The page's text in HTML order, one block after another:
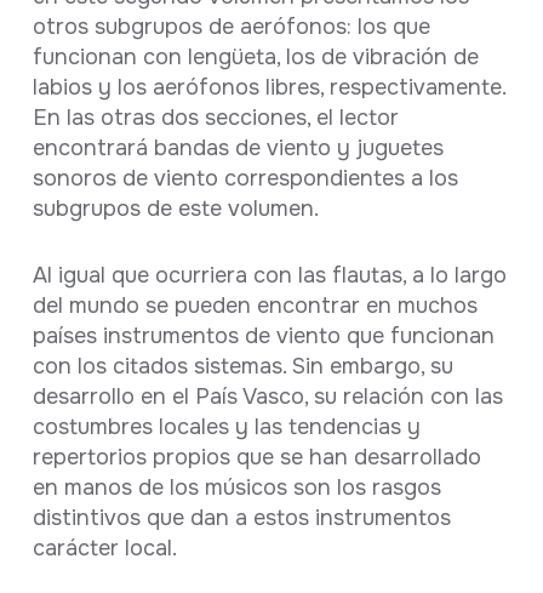
otros subgrupos de aerófonos: los que
funcionan con lengüeta, los de vibración de
labios y los aerófonos libres, respectivamente.
En las otras dos secciones, el lector
encontrará bandas de viento y juguetes
sonoros de viento correspondientes a los
subgrupos de este volumen.
Al igual que ocurriera con las flautas, a lo largo
del mundo se pueden encontrar en muchos
países instrumentos de viento que funcionan
con los citados sistemas. Sin embargo, su
desarrollo en el País Vasco, su relación con las
costumbres locales y las tendencias y
repertorios propios que se han desarrollado
en manos de los músicos son los rasgos
distintivos que dan a estos instrumentos
carácter local.